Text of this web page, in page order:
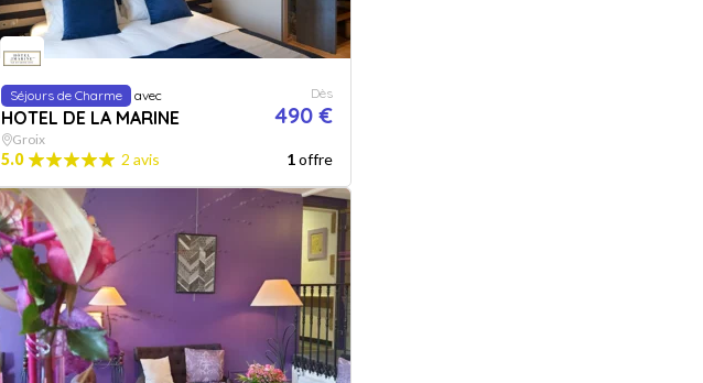
Séjours de Charme avec
HOTEL DE LA MARINE
Dès
490 €
Groix
5.0 2 avis 1offre